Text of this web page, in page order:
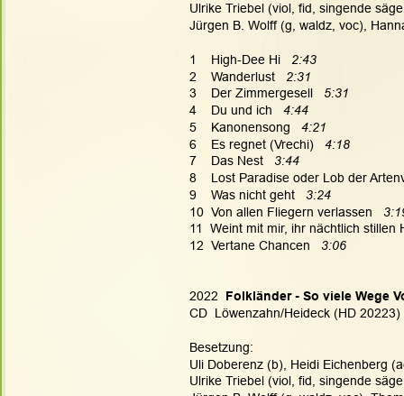
Ulrike Triebel (viol, fid, singende
Jürgen B. Wolff (g, waldz, voc),
1    High-Dee Hi 2:43
2    Wanderlust
2:31
3    Der Zimmergesell
   5:31
4    Du und ich 4:44
5    Kanonensong
   4:21
6    Es regnet (Vrechi) 4:18
7    Das Nest 3:44
8    Lost Paradise oder Lob der
9    Was nicht geht
3:24
10  Von allen Fliegern verlassen
11  Weint mit mir, ihr nächtlich
12  Vertane Chancen 3:06
2022 Folkländer - So viele Wege
CD  Löwenzahn/Heideck (HD 20223)
Besetzung:
Uli Doberenz (b), Heidi Eichenberg
Ulrike Triebel (viol, fid, singende